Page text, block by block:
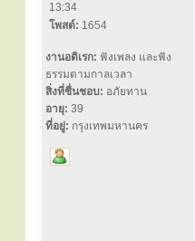
13:34
โพสต์: 1654
งานอดิเรก: ฟังเพลง และฟัง
ธรรมตามกาลเวลา
สิ่งที่ชื่นชอบ: อภัยทาน
อายุ: 39
ที่อยู่: กรุงเทพมหานคร